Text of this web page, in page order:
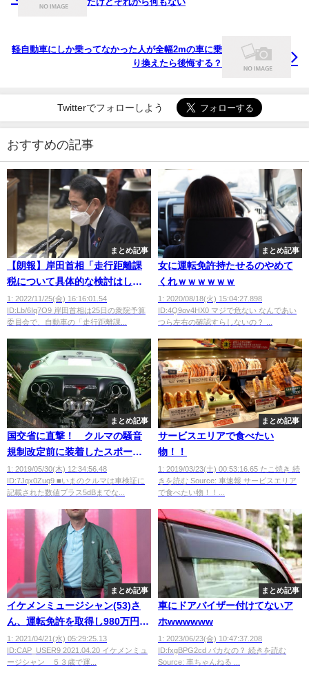
軽自動車にしか乗ってなかった人が全幅2mの車に乗
り換えたら後悔する？
Twitterでフォローしよう
おすすめの記事
まとめ記事
【朗報】岸田首相「走行距離課
税について具体的な検討はして
いない」
1: 2022/11/25(金) 16:16:01.54
ID:Lb/6Iq7O9 岸田首相は25日の衆院予算
委員会で、自動車の「走行距離課...
まとめ記事
女に運転免許持たせるのやめて
くれｗｗｗｗｗｗ
1: 2020/08/18(火) 15:04:27.898
ID:4Q9ov4HX0 マジで危ない なんであい
つら左右の確認すらしないの？ ...
まとめ記事
国交省に直撃！ クルマの騒音
規制改定前に装着したスポーツ
マフラーは車検に通るのか？
1: 2019/05/30(木) 12:34:56.48
ID:7Jqx0Zuq9 ■いまのクルマは車検証に
記載された数値プラス5dBまでな...
まとめ記事
サービスエリアで食べたい
物！！
1: 2019/03/23(土) 00:53:16.65 たこ焼き 続
きを読む Source: 車速報 サービスエリア
で食べたい物！！...
まとめ記事
イケメンミュージシャン(53)さ
ん、運転免許を取得し980万円の
レンジローバーを購入
wwwwwwwww
1: 2021/04/21(水) 05:29:25.13
ID:CAP_USER9 2021.04.20 イケメンミュ
ージシャン ５３歳で運...
まとめ記事
車にドアバイザー付けてないア
ホwwwwww
1: 2023/06/23(金) 10:47:37.208
ID:fxgBPG2cd バカなの？ 続きを読む
Source: 車ちゃんねる ...